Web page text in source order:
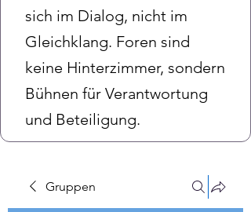
sich im Dialog, nicht im
Gleichklang. Foren sind
keine Hinterzimmer, sondern
Bühnen für Verantwortung
und Beteiligung.
Gruppen